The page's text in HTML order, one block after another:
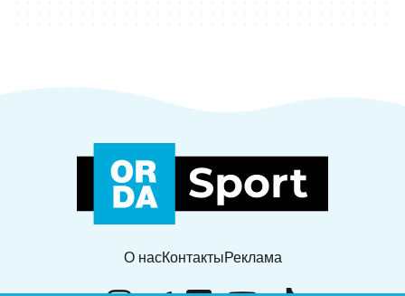
О насКонтактыРеклама